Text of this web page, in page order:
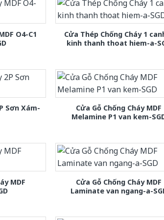
O4-C1
Cửa Thép Chống Cháy 1
kinh thanh thoat hiem-a-
Sơn Xám-
Cửa Gỗ Chống Cháy MDF
Melamine P1 van kem-
MDF
Cửa Gỗ Chống Cháy MDF
Laminate van ngang-a-